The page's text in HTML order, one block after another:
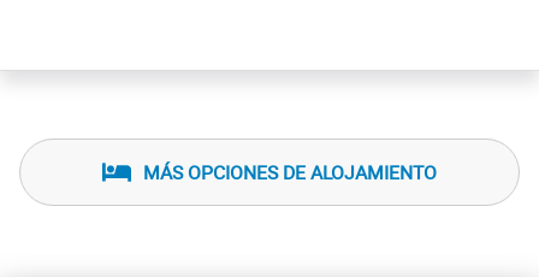
MÁS OPCIONES DE ALOJAMIENTO